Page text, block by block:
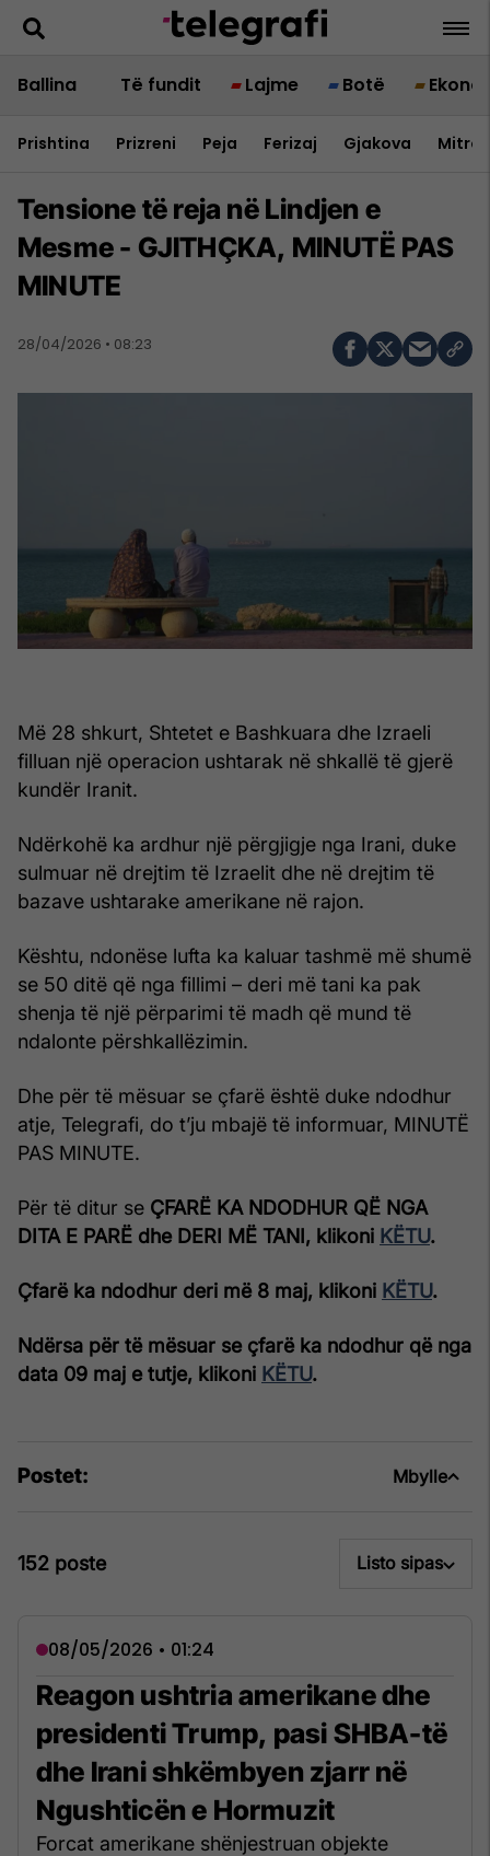
Ballina Të fundit Lajme Botë
Prishtina Prizreni Peja Ferizaj Gjakova
Tensione të reja në Lindjen e
Mesme - GJITHÇKA, MINUTË PAS
MINUTE
28/04/2026 • 08:23
Më 28 shkurt, Shtetet e Bashkuara dhe Izraeli
filluan një operacion ushtarak në shkallë të gjerë
kundër Iranit.
Ndërkohë ka ardhur një përgjigje nga Irani, duke
sulmuar në drejtim të Izraelit dhe në drejtim të
bazave ushtarake amerikane në rajon.
Kështu, ndonëse lufta ka kaluar tashmë më shumë
se 50 ditë që nga fillimi – deri më tani ka pak
shenja të një përparimi të madh që mund të
ndalonte përshkallëzimin.
Dhe për të mësuar se çfarë është duke ndodhur
atje, Telegrafi, do t’ju mbajë të informuar, MINUTË
PAS MINUTE.
Për të ditur se ÇFARË KA NDODHUR QË NGA
DITA E PARË dhe DERI MË TANI, klikoni KËTU.
Çfarë ka ndodhur deri më 8 maj, klikoni KËTU.
Ndërsa për të mësuar se çfarë ka ndodhur që nga
data 09 maj e tutje, klikoni KËTU.
Postet: Mbylle
152 poste Listo sipas
08/05/2026 • 01:24
Reagon ushtria amerikane dhe
presidenti Trump, pasi SHBA-të
dhe Irani shkëmbyen zjarr në
Ngushticën e Hormuzit
Forcat amerikane shënjestruan objekte